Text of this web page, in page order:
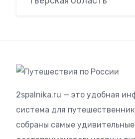
2spalnika.ru — это удобная
система для
собраны самые удивительные